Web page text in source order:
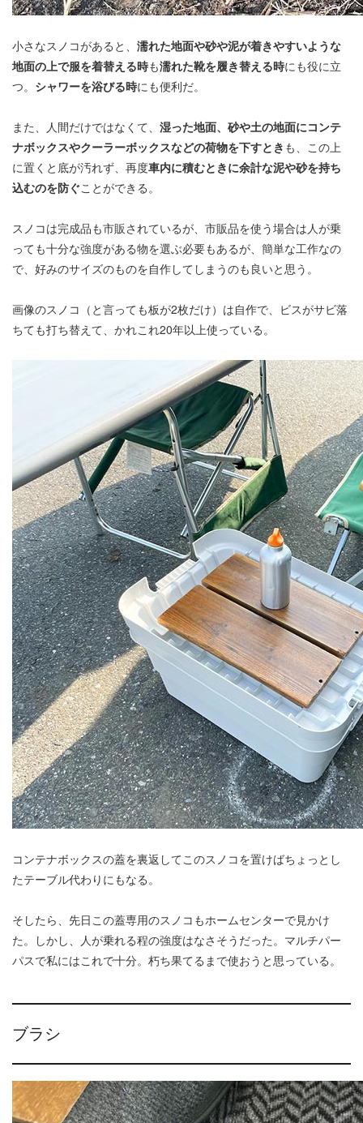
小さなスノコがあると、 濡れた地面や砂や泥が着きやすいような
地面の上で服を着替える時も濡れた靴を履き替える時にも役に立
つ。 シャワーを浴びる時にも便利だ。
また、人間だけではなくて、 湿った地面、砂や土の地面にコンテ
ナボックスやクーラーボックスなどの荷物を下すとき も、この上
に置くと底が汚れず、再度車内に積むときに余計な泥や砂を持ち
込むのを防ぐことができる。
スノコは完成品も市販されているが、市販品を使う場合は人が乗
っても十分な強度がある物を選ぶ必要もあるが、簡単な工作なの
で、好みのサイズのものを自作してしまうのも良いと思う。
画像のスノコ（と言っても板が2枚だけ）は自作で、ビスがサビ落
ちても打ち替えて、かれこれ20年以上使っている。
コンテナボックスの蓋を裏返してこのスノコを置けばちょっとし
たテーブル代わりにもなる。
そしたら、先日この蓋専用のスノコもホームセンターで見かけ
た。しかし、人が乗れる程の強度はなさそうだった。マルチパー
パスで私にはこれで十分。朽ち果てるまで使おうと思っている。
ブラシ